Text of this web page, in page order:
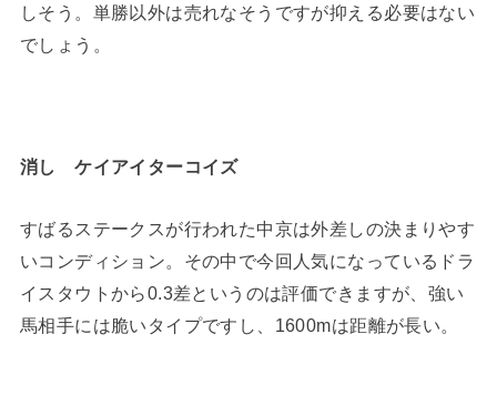
しそう。単勝以外は売れなそうですが抑える必要はない
でしょう。
消し ケイアイターコイズ
すばるステークスが行われた中京は外差しの決まりやす
いコンディション。その中で今回人気になっているドラ
イスタウトから0.3差というのは評価できますが、強い
馬相手には脆いタイプですし、1600mは距離が長い。